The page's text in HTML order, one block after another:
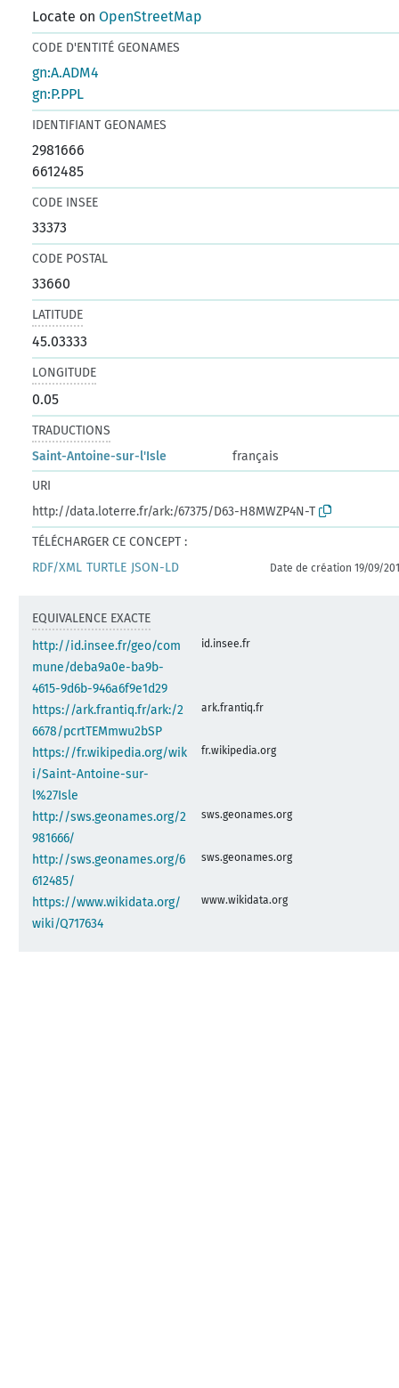
Locate onOpenStreetMap
CODE D'ENTITÉ GEONAMES
gn:A.ADM4
gn:P.PPL
IDENTIFIANT GEONAMES
2981666
6612485
CODE INSEE
33373
CODE POSTAL
33660
LATITUDE
45.03333
LONGITUDE
0.05
TRADUCTIONS
Saint-Antoine-sur-l'Isle
français
URI
http://data.loterre.fr/ark:/67375/D63-H8MWZP4N-T
TÉLÉCHARGER CE CONCEPT :
RDF/XML TURTLE JSON-LD Date de création 19/09/
EQUIVALENCE EXACTE
http://id.insee.fr/geo/com
mune/deba9a0e-ba9b-
4615-9d6b-946a6f9e1d29
id.insee.fr
https://ark.frantiq.fr/ark:/2
6678/pcrtTEMmwu2bSP
ark.frantiq.fr
https://fr.wikipedia.org/wik
i/Saint-Antoine-sur-
l%27Isle
fr.wikipedia.org
http://sws.geonames.org/2
981666/
sws.geonames.org
http://sws.geonames.org/6
612485/
sws.geonames.org
https://www.wikidata.org/
wiki/Q717634
www.wikidata.org